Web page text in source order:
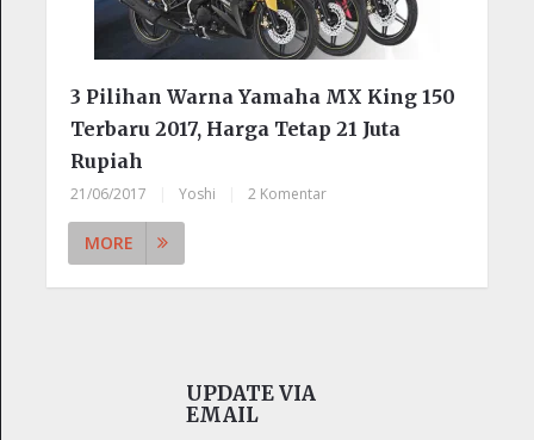
3 Pilihan Warna Yamaha MX King 150
Terbaru 2017, Harga Tetap 21 Juta
Rupiah
21/06/2017 Yoshi 2 Komentar
MORE
UPDATE VIA
EMAIL